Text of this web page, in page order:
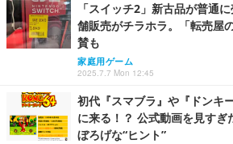
「スイッチ2」新古品が普通
舗販売がチラホラ。「転売屋
賛も
家庭用ゲーム
2025.7.7 Mon 12:45
初代『スマブラ』や『ドンキ
に来る！？ 公式動画を見す
ぼろげな“ヒント”